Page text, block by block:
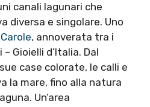
canali lagunari che
diversa e singolare. Uno
Carole, annoverata tra i
Gioielli d’Italia. Dal
case colorate, le calli e
la mare, fino alla natura
Un’area